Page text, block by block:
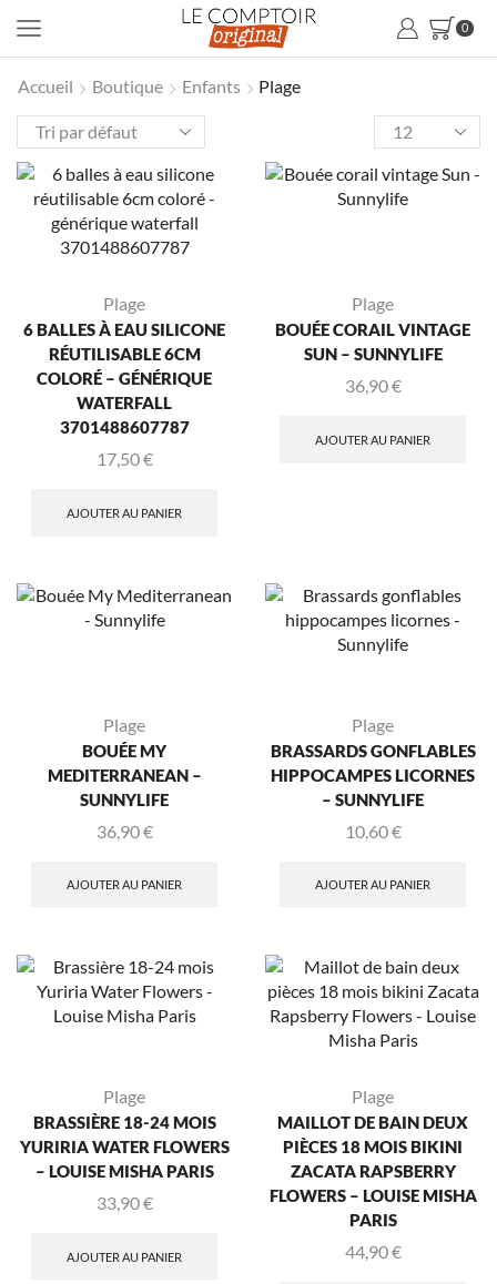
0
Accueil Boutique Enfants Plage
Plage
6 BALLES À EAU SILICONE
RÉUTILISABLE 6CM
COLORÉ – GÉNÉRIQUE
WATERFALL
3701488607787
17,50€
AJOUTER AU PANIER
Plage
BOUÉE CORAIL VINTAGE
SUN – SUNNYLIFE
36,90€
AJOUTER AU PANIER
Plage
BOUÉE MY
MEDITERRANEAN –
SUNNYLIFE
36,90€
AJOUTER AU PANIER
Plage
BRASSARDS GONFLABLES
HIPPOCAMPES LICORNES
– SUNNYLIFE
10,60€
AJOUTER AU PANIER
Plage
BRASSIÈRE 18-24 MOIS
YURIRIA WATER FLOWERS
– LOUISE MISHA PARIS
33,90€
AJOUTER AU PANIER
Plage
MAILLOT DE BAIN DEUX
PIÈCES 18 MOIS BIKINI
ZACATA RAPSBERRY
FLOWERS – LOUISE MISHA
PARIS
44,90€